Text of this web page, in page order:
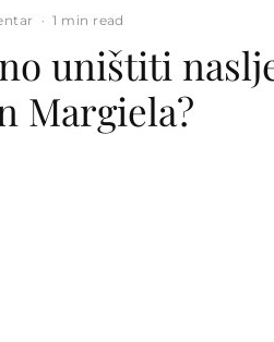
· 1 min read
uništiti
Margiela?